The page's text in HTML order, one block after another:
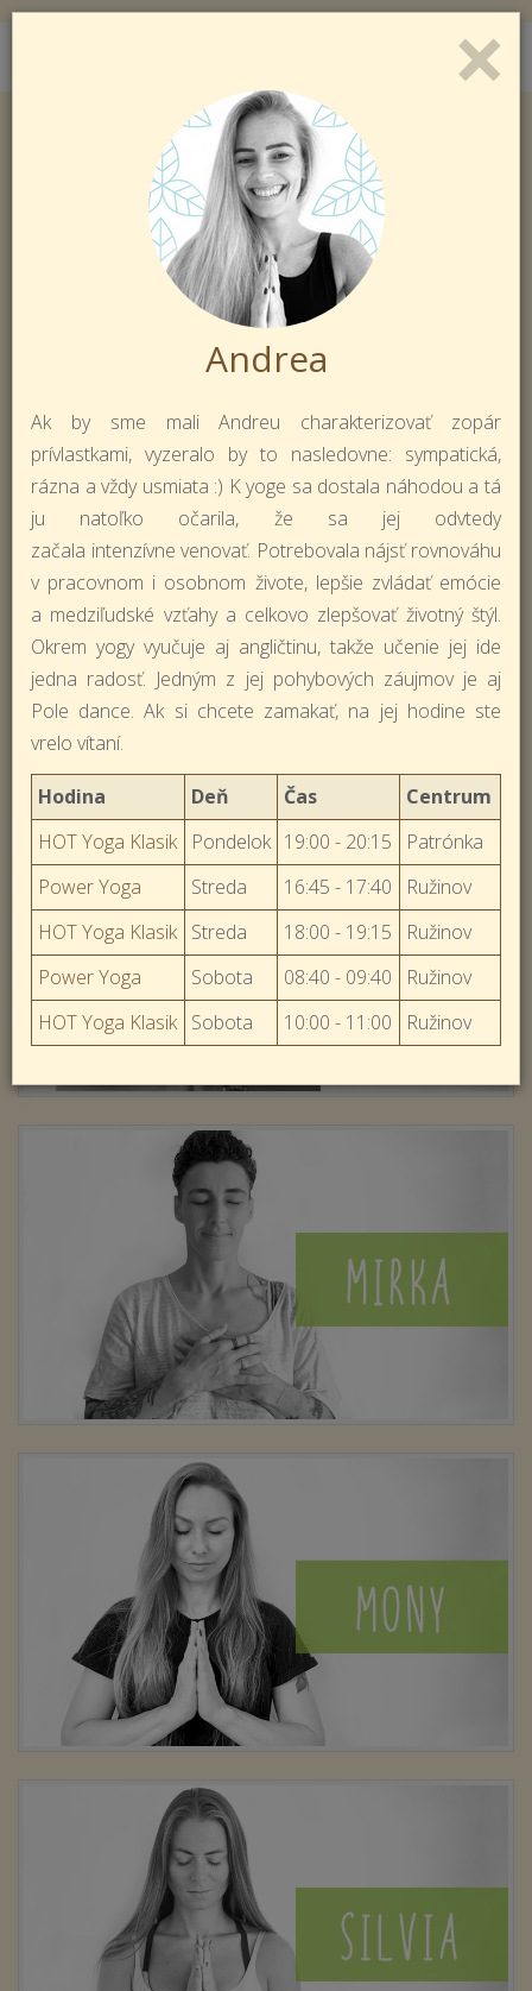
×
Andrea
Ak by sme mali Andreu charakterizovať zopár
prívlastkami, vyzeralo by to nasledovne: sympatická,
rázna a vždy usmiata :) K yoge sa dostala náhodou a tá
ju natoľko očarila, že sa jej odvtedy
začala intenzívne venovať. Potrebovala nájsť rovnováhu
v pracovnom i osobnom živote, lepšie zvládať emócie
a medziľudské vzťahy a celkovo zlepšovať životný štýl.
Okrem yogy vyučuje aj angličtinu, takže učenie jej ide
jedna radosť. Jedným z jej pohybových záujmov je aj
Pole dance. Ak si chcete zamakať, na jej hodine ste
vrelo vítaní.
Hodina Deň Čas
Centrum
HOT Yoga Klasik
Pondelok 19:00 - 20:15
Patrónka
Power Yoga
Streda 16:45 - 17:40
Ružinov
HOT Yoga Klasik Streda 18:00 - 19:15
Ružinov
Power Yoga
Sobota 08:40 - 09:40
Ružinov
HOT Yoga Klasik Sobota 10:00 - 11:00 Ružinov
Registrácia